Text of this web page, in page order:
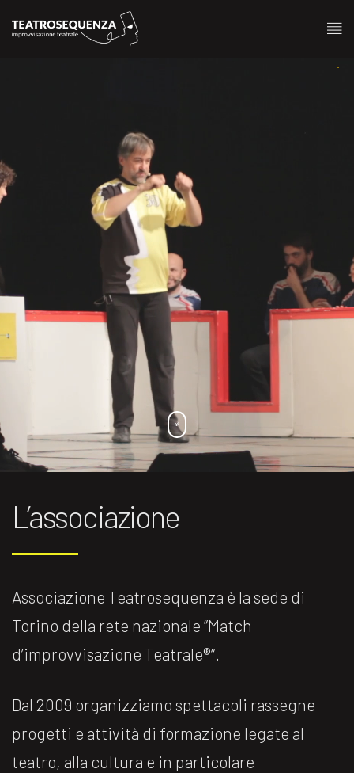
L’associazione
Associazione Teatrosequenza è la sede di
Torino della rete nazionale ”Match
d’improvvisazione Teatrale®️“.
Dal 2009 organizziamo spettacoli rassegne
progetti e attività di formazione legate al
teatro, alla cultura e in particolare